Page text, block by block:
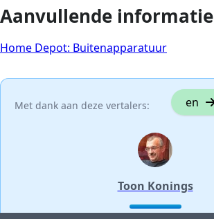
Aanvullende informatie
Home Depot: Buitenapparatuur
Met dank aan deze vertalers: en
Toon Konings